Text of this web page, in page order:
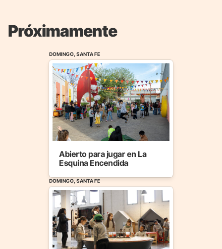
Próximamente
DOMINGO, SANTA FE
Abierto para jugar en La
Esquina Encendida
DOMINGO, SANTA FE